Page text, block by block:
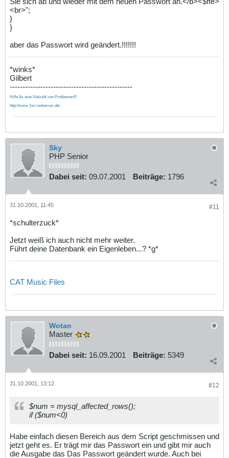
<br>";
}
}
aber das Passwort wird geändert.!!!!!!!
*winks*
Gilbert
------------------------------------------------
Hilfe für eine Vielzahl von Problemen!!!
http://www.1st-rootserver.de/
Sky
PHP Senior
Dabei seit: 09.07.2001 Beiträge: 1796
#11
31.10.2001, 11:45
*schulterzuck*
Jetzt weiß ich auch nicht mehr weiter.
Führt deine Datenbank ein Eigenleben...? *g*
CAT Music Files
Wotan
Master
Dabei seit: 16.09.2001 Beiträge: 5349
#12
31.10.2001, 13:12
$num = mysql_affected_rows();
if ($num<0)
Habe einfach diesen Bereich aus dem Script geschmissen und
jetzt geht es. Er trägt mir das Passwort ein und gibt mir auch
die Ausgabe das Das Passwort geändert wurde. Auch bei